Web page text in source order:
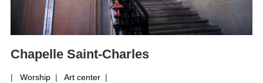
Chapelle Saint-Charles
| Worship| Art center|